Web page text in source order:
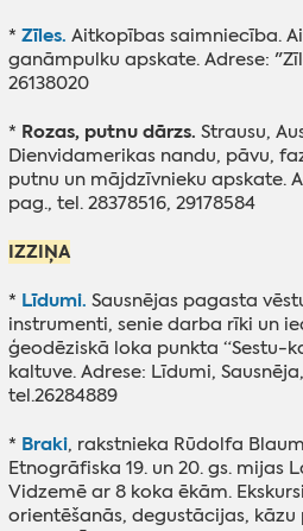
* Zīles. Aitkopības saimniecība.
ganāmpulku apskate. Adrese:
26138020
* Rozas, putnu dārzs. Strausu,
Dienvidamerikas nandu, pāvu,
putnu un mājdzīvnieku apskate.
pag., tel. 28378516, 29178584
IZZIŅA
* Līdumi. Sausnējas pagasta
instrumenti, senie darba rīki un
ģeodēziskā loka punkta “Sestu-
kaltuve. Adrese: Līdumi,
tel.26284889
* Braki, rakstnieka Rūdolfa
Etnogrāfiska 19. un 20. gs. mijas
Vidzemē ar 8 koka ēkām.
orientēšanās, degustācijas, kāzu